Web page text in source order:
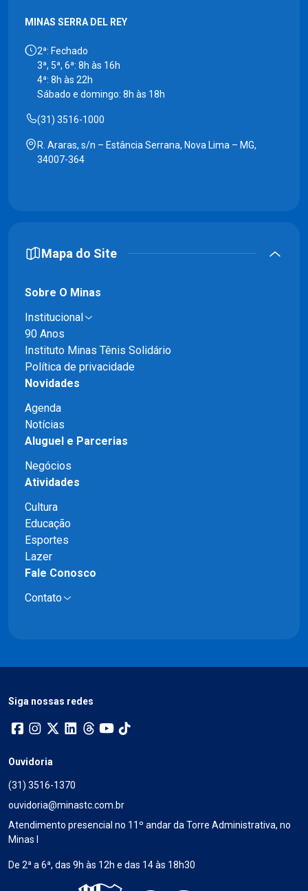
MINAS SERRA DEL REY
2ª: Fechado
3ª, 5ª, 6ª: 8h às 16h
4ª: 8h às 22h
Sábado e domingo: 8h às 18h
(31) 3516-1000
R. Araras, s/n – Estância Serrana, Nova Lima – MG,
34007-364
Mapa do Site
Sobre O Minas
Institucional
90 Anos
Instituto Minas Tênis Solidário
Política de privacidade
Novidades
Agenda
Notícias
Aluguel e Parcerias
Negócios
Atividades
Cultura
Educação
Esportes
Lazer
Fale Conosco
Contato
Siga nossas redes
Ouvidoria
(31) 3516-1370
ouvidoria@minastc.com.br
Atendimento presencial no 11º andar da Torre Administrativa, no
Minas I
De 2ª a 6ª, das 9h às 12h e das 14 às 18h30